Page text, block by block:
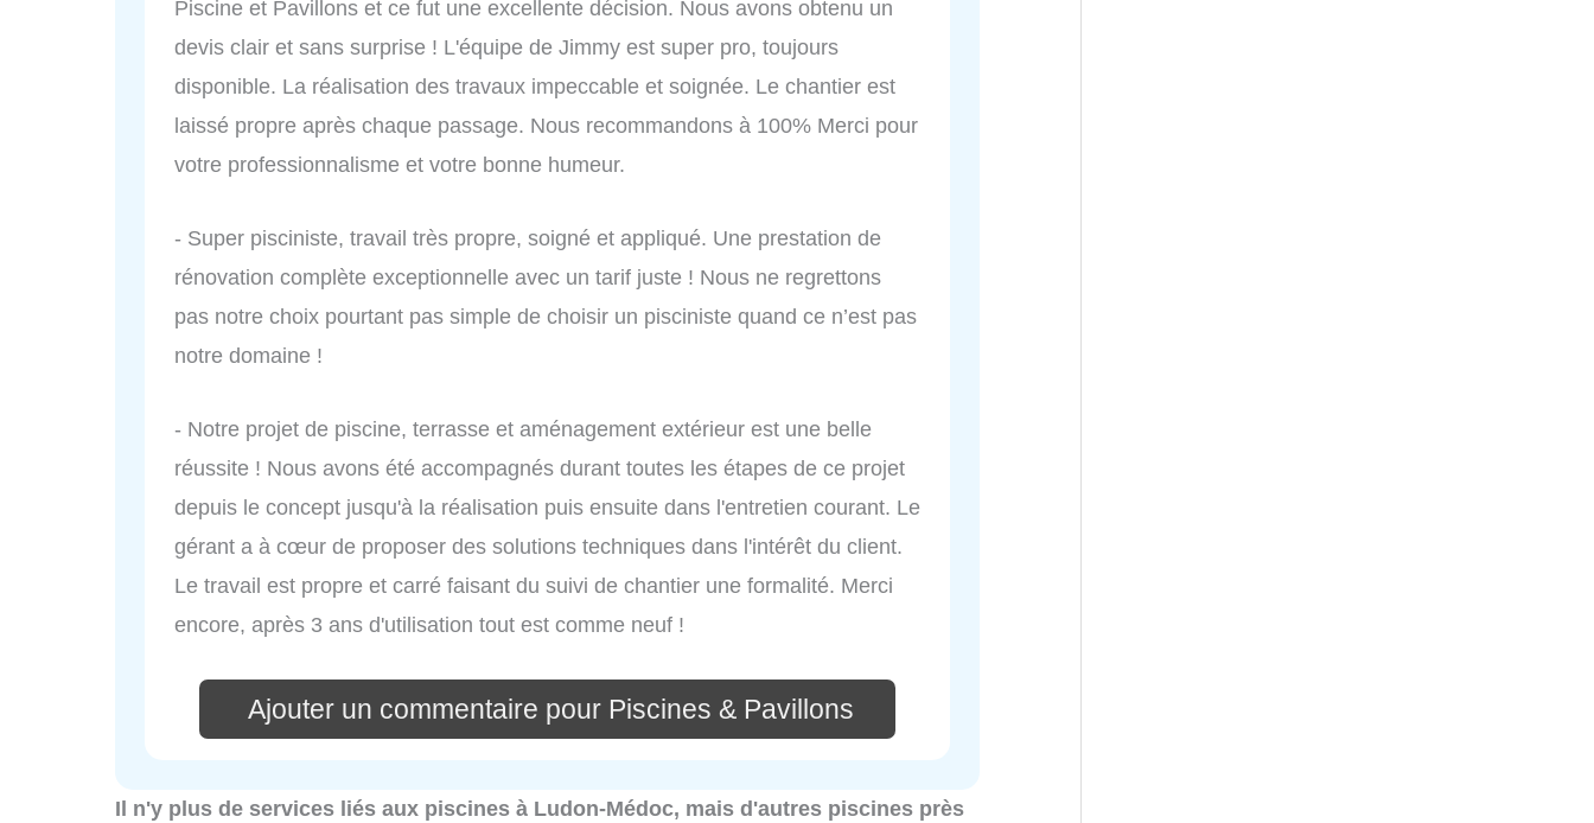
Piscine et Pavillons et ce fut une excellente décision. Nous avons obtenu un
devis clair et sans surprise ! L'équipe de Jimmy est super pro, toujours
disponible. La réalisation des travaux impeccable et soignée. Le chantier est
laissé propre après chaque passage. Nous recommandons à 100% Merci pour
votre professionnalisme et votre bonne humeur.
- Super pisciniste, travail très propre, soigné et appliqué. Une prestation de
rénovation complète exceptionnelle avec un tarif juste ! Nous ne regrettons
pas notre choix pourtant pas simple de choisir un pisciniste quand ce n’est pas
notre domaine !
- Notre projet de piscine, terrasse et aménagement extérieur est une belle
réussite ! Nous avons été accompagnés durant toutes les étapes de ce projet
depuis le concept jusqu'à la réalisation puis ensuite dans l'entretien courant. Le
gérant a à cœur de proposer des solutions techniques dans l'intérêt du client.
Le travail est propre et carré faisant du suivi de chantier une formalité. Merci
encore, après 3 ans d'utilisation tout est comme neuf !
Ajouter un commentaire pour Piscines & Pavillons
Il n'y plus de services liés aux piscines à Ludon-Médoc, mais d'autres piscines près